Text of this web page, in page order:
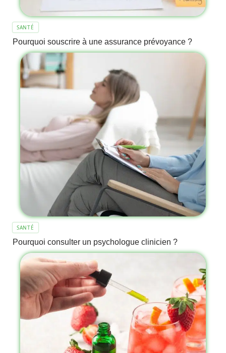
SANTÉ
Pourquoi souscrire à une assurance prévoyance ?
SANTÉ
Pourquoi consulter un psychologue clinicien ?